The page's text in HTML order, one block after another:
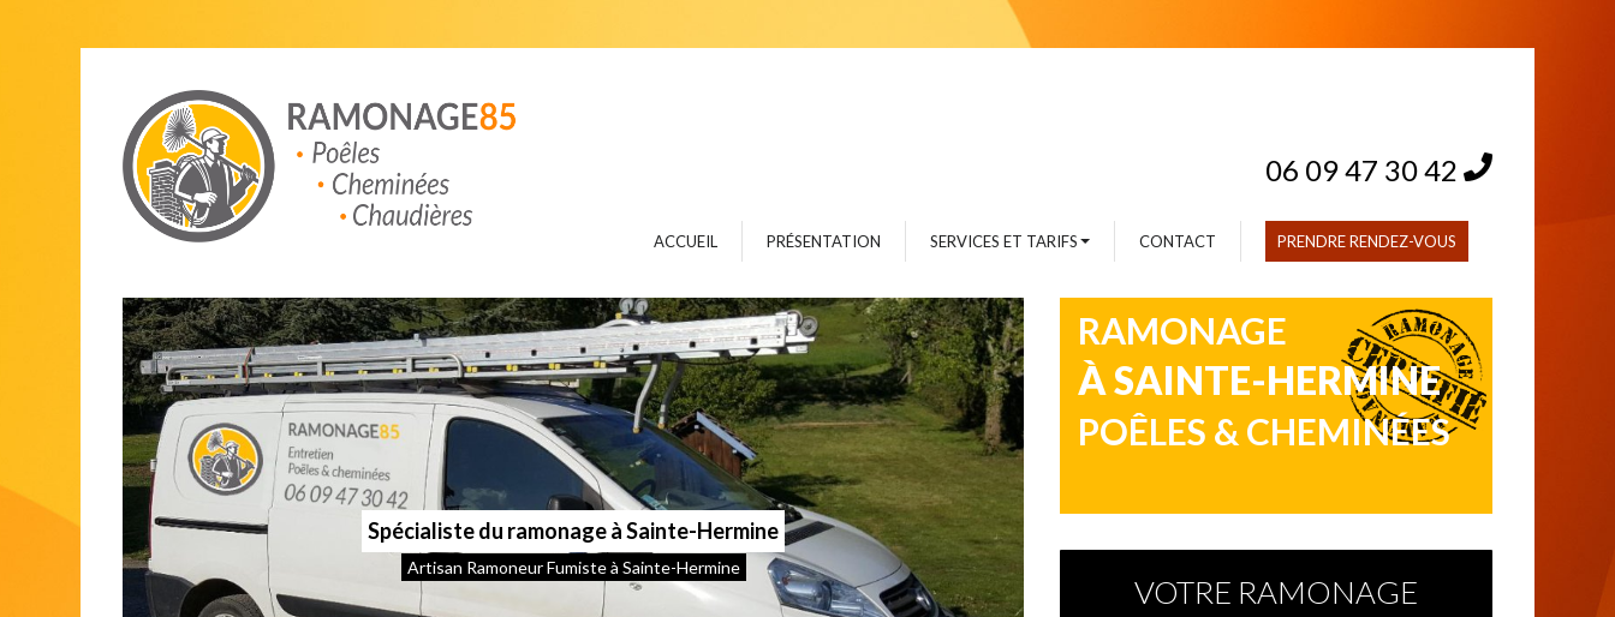
06 09 47 30 42
ACCUEIL PRÉSENTATION
SERVICES ET TARIFS
Poêle À Bois
Cheminée Avec Insert
Cheminée Ouverte
Chaudière
Débistrage
Entretien De VMC
Nettoyage De Panneaux Solaires
CONTACT PRENDRE RENDEZ-VOUS
Spécialiste du ramonage à Sainte-Hermine
Artisan Ramoneur Fumiste à Sainte-Hermine
RAMONAGE
À SAINTE-HERMINE
POÊLES & CHEMINÉES
VOTRE RAMONAGE